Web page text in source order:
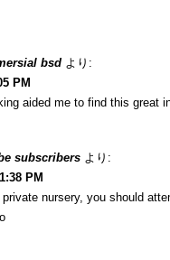
bsd より:
PM
aided me to find this great
subscribers より:
PM
nursery, you should